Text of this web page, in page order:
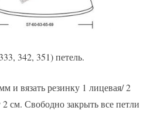
342, 351) петель.
и вязать резинку 1 лицевая/ 2
см. Свободно закрыть все петли